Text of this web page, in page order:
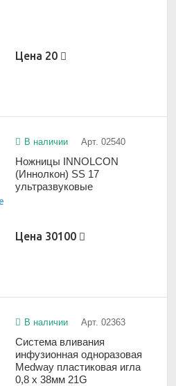
Цена 20
В наличии Арт. 02540
Ножницы INNOLCON
(Иннолкон) SS 17
ультразвуковые
Цена 30100
В наличии Арт. 02363
Система вливания
инфузионная одноразовая
Medway пластиковая игла
0,8 x 38мм 21G